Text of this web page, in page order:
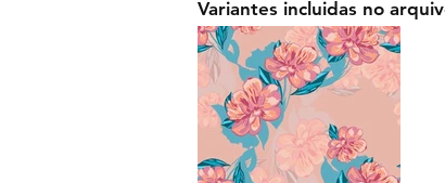
Variantes incluidas no